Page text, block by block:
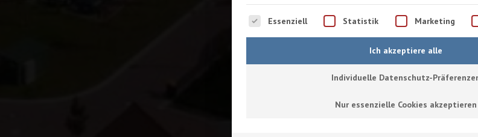
Es folgt eine Liste der Service-Gruppen, für die
Essenziell Statistik Marketing
Ich akzeptiere alle
Individuelle Datenschutz-
Nur essenzielle Cookies akzeptieren